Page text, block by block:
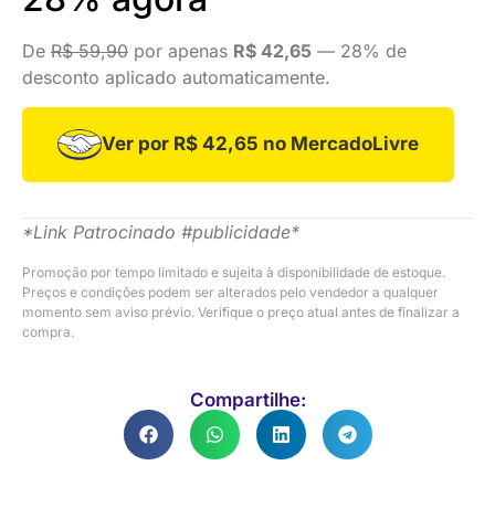
De R$ 59,90 por apenas R$ 42,65 — 28% de
desconto aplicado automaticamente.
Ver por R$ 42,65 no MercadoLivre
*Link Patrocinado #publicidade*
Promoção por tempo limitado e sujeita à disponibilidade de estoque.
Preços e condições podem ser alterados pelo vendedor a qualquer
momento sem aviso prévio. Verifique o preço atual antes de finalizar a
compra.
Compartilhe: